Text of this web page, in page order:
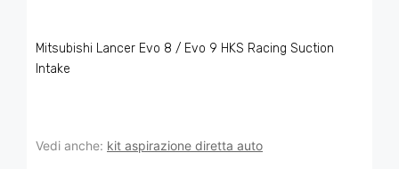
Mitsubishi Lancer Evo 8 / Evo 9 HKS Racing Suction
Intake
Vedi anche: kit aspirazione diretta auto